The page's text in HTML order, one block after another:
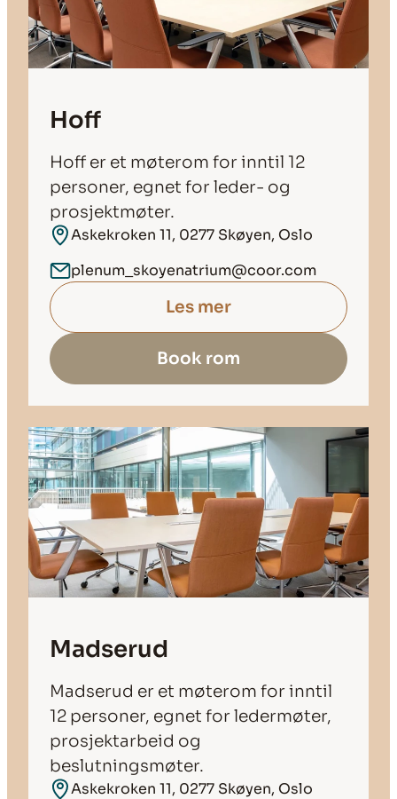
Hoff
Hoff er et møterom for inntil 12
personer, egnet for leder- og
prosjektmøter.
Askekroken 11, 0277 Skøyen, Oslo
plenum_skoyenatrium@coor.com
Les mer
Book rom
Madserud
Madserud er et møterom for inntil
12 personer, egnet for ledermøter,
prosjektarbeid og
beslutningsmøter.
Askekroken 11, 0277 Skøyen, Oslo